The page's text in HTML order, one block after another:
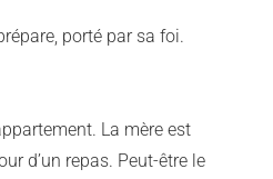
porté par sa foi.
La mère est
d’un repas. Peut-être le